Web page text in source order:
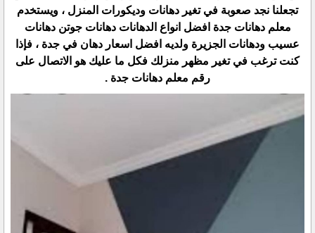
تجعلنا نجد صعوبة في تغير دهانات وديكورات المنزل ، ويستخدم
معلم دهانات جدة افضل انواع الدهانات دهانات جوتن دهانات
عسيب ودهانات الجزيرة ولديه افضل اسعار دهان في جدة ، فإذا
كنت ترغب في تغير مظهر منزلك فكل ما عليك هو الاتصال على
رقم معلم دهانات جدة .